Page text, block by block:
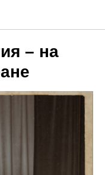
– на